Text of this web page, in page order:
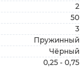
2
50
3
Пружинный
Чёрный
0,25 - 0,75